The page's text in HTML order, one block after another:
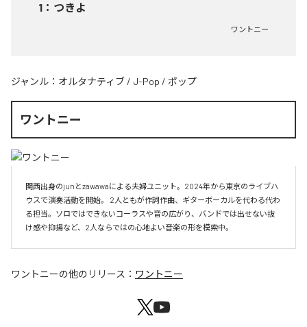
1 ： つきよ
ワントニー
ジャンル： オルタナティブ / J-Pop / ポップ
ワントニー
関西出身のjunとzawawaによる夫婦ユニット。2024年から東京のライブハ
ウスで演奏活動を開始。 2人ともが作詞作曲、ギターボーカルを代わる代わ
る担当。ソロではできないコーラスや音の広がり、バンドでは出せない抜
け感や抑揚など、2人ならではの心地よい音楽の形を模索中。
ワントニーの他のリリース： ワントニー